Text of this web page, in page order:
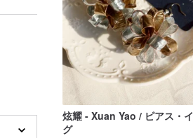
炫耀 - Xuan Yao / ピアス・
グ